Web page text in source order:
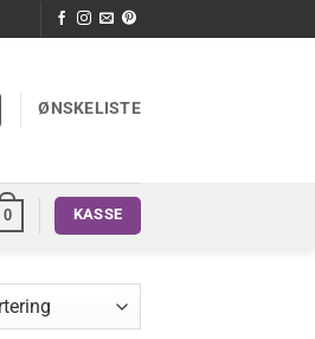
ØNSKELISTE
0 KASSE